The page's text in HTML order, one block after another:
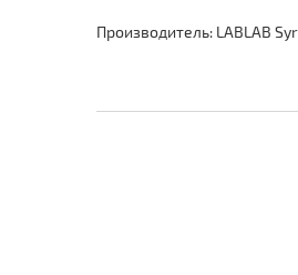
Производитель: LABLAB